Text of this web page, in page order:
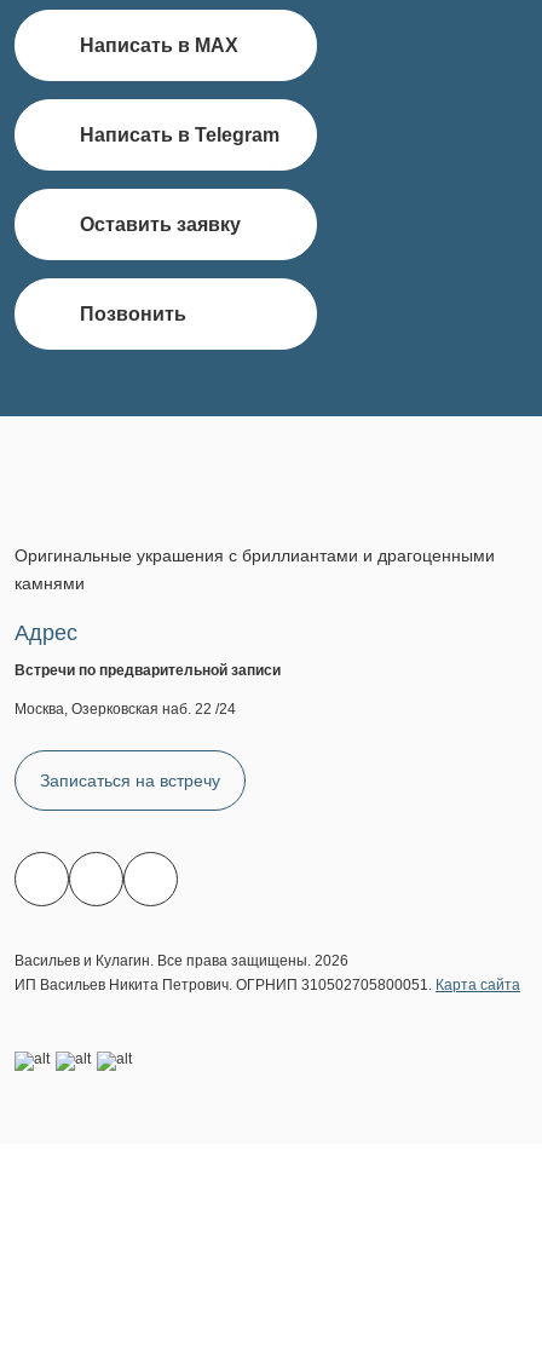
Написать в MAX
Написать в Telegram
Оставить заявку
Позвонить
Оригинальные украшения с бриллиантами и драгоценными
камнями
Адрес
Встречи по предварительной записи
Москва, Озерковская наб. 22 /24
Записаться на встречу
Васильев и Кулагин. Все права защищены. 2026
ИП Васильев Никита Петрович. ОГРНИП 310502705800051. Карта сайта